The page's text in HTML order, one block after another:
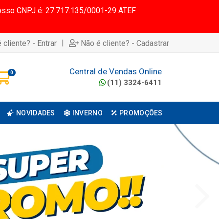
CNPJ é: 27.717.135/0001-29 ATEF
cliente? - Entrar | Não é cliente? - Cadastrar
0 Central de Vendas Online
(11) 3324-6411
NOVIDADES INVERNO PROMOÇÕES